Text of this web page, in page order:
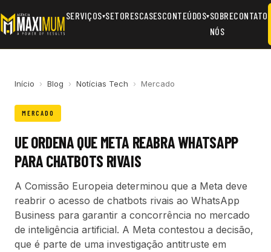
SERVIÇOS▾SETORESCASESCONTEÚDOS▾SOBRE
NÓS
CONTATO
Início › Blog › Notícias Tech › Mercado
MERCADO
UE ORDENA QUE META REABRA WHATSAPP
PARA CHATBOTS RIVAIS
A Comissão Europeia determinou que a Meta deve
reabrir o acesso de chatbots rivais ao WhatsApp
Business para garantir a concorrência no mercado
de inteligência artificial. A Meta contestou a decisão,
que é parte de uma investigação antitruste em